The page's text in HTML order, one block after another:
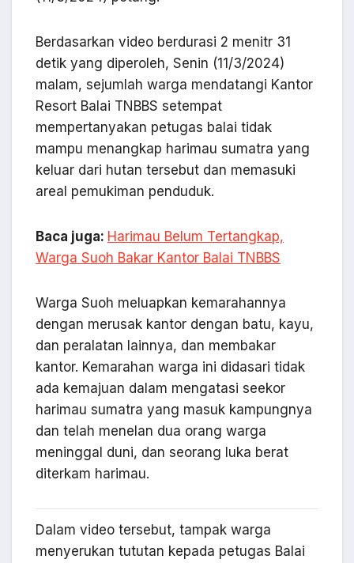
Berdasarkan video berdurasi 2 menitr 31
detik yang diperoleh, Senin (11/3/2024)
malam, sejumlah warga mendatangi Kantor
Resort Balai TNBBS setempat
mempertanyakan petugas balai tidak
mampu menangkap harimau sumatra yang
keluar dari hutan tersebut dan memasuki
areal pemukiman penduduk.
Baca juga: Harimau Belum Tertangkap,
Warga Suoh Bakar Kantor Balai TNBBS
Warga Suoh meluapkan kemarahannya
dengan merusak kantor dengan batu, kayu,
dan peralatan lainnya, dan membakar
kantor. Kemarahan warga ini didasari tidak
ada kemajuan dalam mengatasi seekor
harimau sumatra yang masuk kampungnya
dan telah menelan dua orang warga
meninggal duni, dan seorang luka berat
diterkam harimau.
Dalam video tersebut, tampak warga
menyerukan tututan kepada petugas Balai